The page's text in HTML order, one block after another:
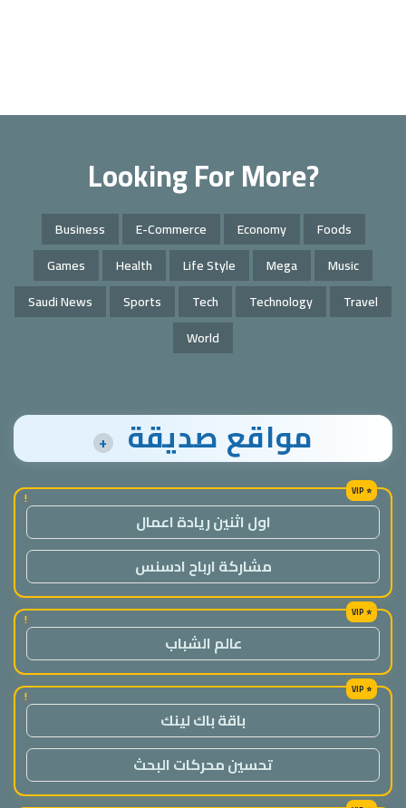
Looking For More?
Business E-Commerce Economy
Foods
Games
Health Life Style Mega
Music
Saudi News
Sports Tech Technology
Travel
World
مواقع صديقة +
!
اول اثنين ريادة اعمال
مشاركة ارباح ادسنس
!
عالم الشباب
!
باقة باك لينك
تحسين محركات البحث